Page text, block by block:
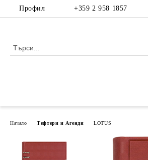
Профил +359 2 958 1857
Начало Тефтери и Агенди LOTUS